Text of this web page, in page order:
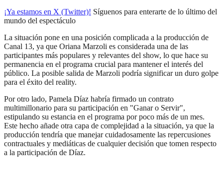
¡Ya estamos en X (Twitter)! Síguenos para enterarte de lo último del
mundo del espectáculo
La situación pone en una posición complicada a la producción de
Canal 13, ya que Oriana Marzoli es considerada una de las
participantes más populares y relevantes del show, lo que hace su
permanencia en el programa crucial para mantener el interés del
público. La posible salida de Marzoli podría significar un duro golpe
para el éxito del reality.
Por otro lado, Pamela Díaz habría firmado un contrato
multimillonario para su participación en "Ganar o Servir",
estipulando su estancia en el programa por poco más de un mes.
Este hecho añade otra capa de complejidad a la situación, ya que la
producción tendría que manejar cuidadosamente las repercusiones
contractuales y mediáticas de cualquier decisión que tomen respecto
a la participación de Díaz.